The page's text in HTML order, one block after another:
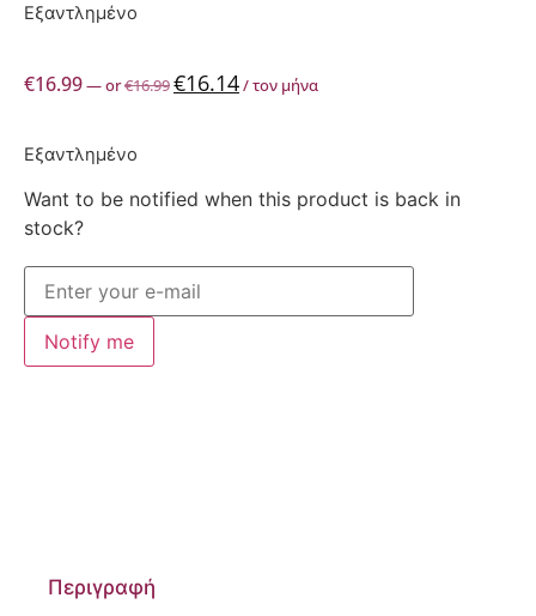
Εξαντλημένο
€16.99—or€16.99€16.14/ τον μήνα
Εξαντλημένο
Want to be notified when this product is back in
stock?
Notify me
Περιγραφή